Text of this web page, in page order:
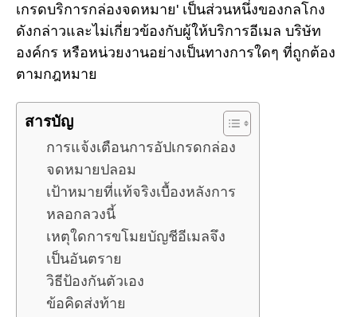
เกรดบริการกล่องจดหมาย' เป็นส่วนหนึ่งของกลโกง
ดังกล่าวและไม่เกี่ยวข้องกับผู้ให้บริการอีเมล บริษัท
องค์กร หรือหน่วยงานอย่างเป็นทางการใดๆ ที่ถูกต้อง
ตามกฎหมาย
สารบัญ
การแจ้งเตือนการอัปเกรดกล่อง
จดหมายปลอม
เป้าหมายที่แท้จริงเบื้องหลังการ
หลอกลวงนี้
เหตุใดการขโมยบัญชีอีเมลจึง
เป็นอันตราย
วิธีป้องกันตัวเอง
ข้อคิดส่งท้าย